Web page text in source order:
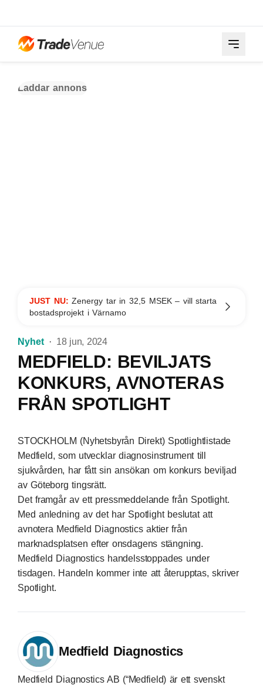
Laddar annons
JUST NU:Zenergy tar in 32,5 MSEK – vill starta
bostadsprojekt i Värnamo
Nyhet 18 jun, 2024
MEDFIELD: BEVILJATS
KONKURS, AVNOTERAS
FRÅN SPOTLIGHT
STOCKHOLM (Nyhetsbyrån Direkt) Spotlightlistade
Medfield, som utvecklar diagnosinstrument till
sjukvården, har fått sin ansökan om konkurs beviljad
av Göteborg tingsrätt.
Det framgår av ett pressmeddelande från Spotlight.
Med anledning av det har Spotlight beslutat att
avnotera Medfield Diagnostics aktier från
marknadsplatsen efter onsdagens stängning.
Medfield Diagnostics handelsstoppades under
tisdagen. Handeln kommer inte att återupptas, skriver
Spotlight.
Medfield Diagnostics
Medfield Diagnostics AB (“Medfield) är ett svenskt